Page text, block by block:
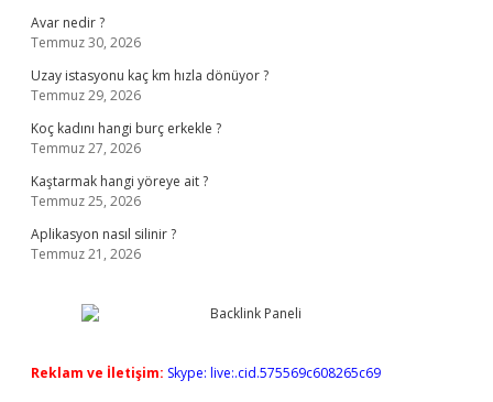
Avar nedir ?
Temmuz 30, 2026
Uzay istasyonu kaç km hızla dönüyor ?
Temmuz 29, 2026
Koç kadını hangi burç erkekle ?
Temmuz 27, 2026
Kaştarmak hangi yöreye ait ?
Temmuz 25, 2026
Aplikasyon nasıl silinir ?
Temmuz 21, 2026
Reklam ve İletişim: Skype: live:.cid.575569c608265c69